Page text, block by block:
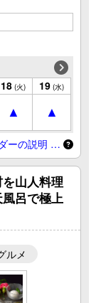
18 (火) 19 (水)
ーの説明 …
を山人料理
呂で極上
ルメ